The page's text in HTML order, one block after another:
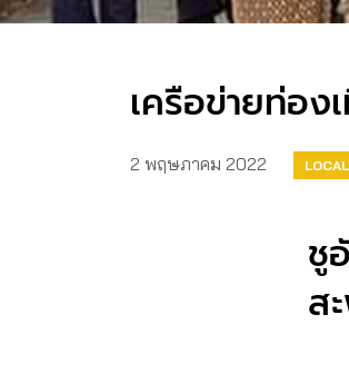
เครือข่ายท่อ
2 พฤษภาคม 2022
LOCAL
ชู
ส